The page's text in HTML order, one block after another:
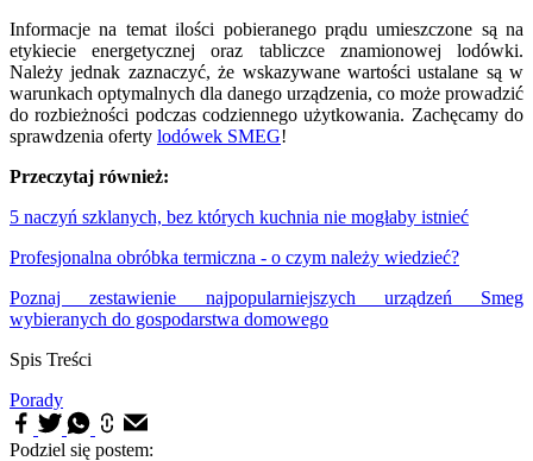
Informacje na temat ilości pobieranego prądu umieszczone są na
etykiecie energetycznej oraz tabliczce znamionowej lodówki.
Należy jednak zaznaczyć, że wskazywane wartości ustalane są w
warunkach optymalnych dla danego urządzenia, co może prowadzić
do rozbieżności podczas codziennego użytkowania. Zachęcamy do
sprawdzenia oferty lodówek SMEG!
Przeczytaj również:
5 naczyń szklanych, bez których kuchnia nie mogłaby istnieć
Profesjonalna obróbka termiczna - o czym należy wiedzieć?
Poznaj zestawienie najpopularniejszych urządzeń Smeg
wybieranych do gospodarstwa domowego
Spis Treści
Porady
Podziel się postem: